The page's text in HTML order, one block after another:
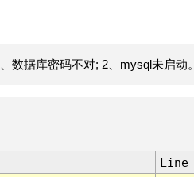
数据库密码不对; 2、mysql未启动。
Line